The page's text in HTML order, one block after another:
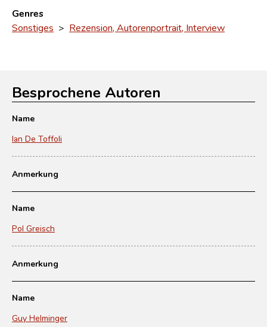
Genres
Sonstiges > Rezension, Autorenportrait, Interview
Besprochene Autoren
Name
Ian De Toffoli
Anmerkung
Name
Pol Greisch
Anmerkung
Name
Guy Helminger